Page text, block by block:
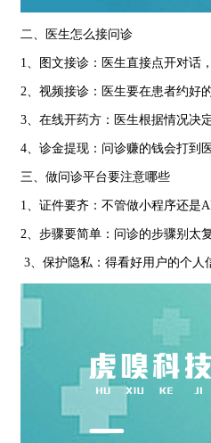
二、医生怎么接问诊
1、图文接诊：医生直接点开对话
2、视频接诊：医生要在患者约好
3、在线开药方：医生根据情况决
4、诊金提现：问诊赚的钱会打到
三、做问诊平台要注意哪些
1、证件要齐：不管做小程序还是
2、步骤要简单：问诊的步骤别太
3、保护隐私：得看好用户的个